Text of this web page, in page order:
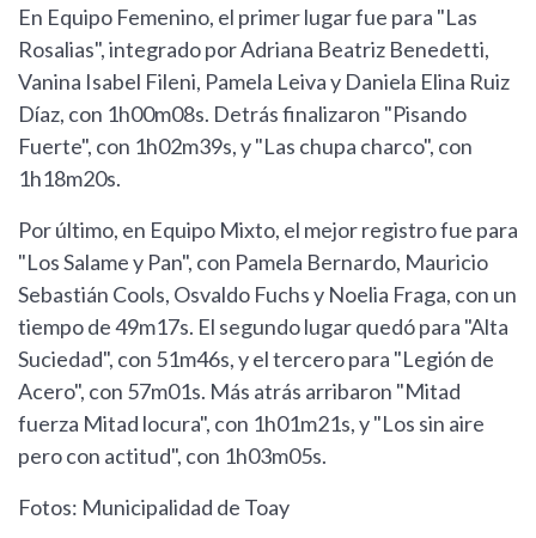
En Equipo Femenino, el primer lugar fue para "Las
Rosalias", integrado por Adriana Beatriz Benedetti,
Vanina Isabel Fileni, Pamela Leiva y Daniela Elina Ruiz
Díaz, con 1h00m08s. Detrás finalizaron "Pisando
Fuerte", con 1h02m39s, y "Las chupa charco", con
1h18m20s.
Por último, en Equipo Mixto, el mejor registro fue para
"Los Salame y Pan", con Pamela Bernardo, Mauricio
Sebastián Cools, Osvaldo Fuchs y Noelia Fraga, con un
tiempo de 49m17s. El segundo lugar quedó para "Alta
Suciedad", con 51m46s, y el tercero para "Legión de
Acero", con 57m01s. Más atrás arribaron "Mitad
fuerza Mitad locura", con 1h01m21s, y "Los sin aire
pero con actitud", con 1h03m05s.
Fotos: Municipalidad de Toay